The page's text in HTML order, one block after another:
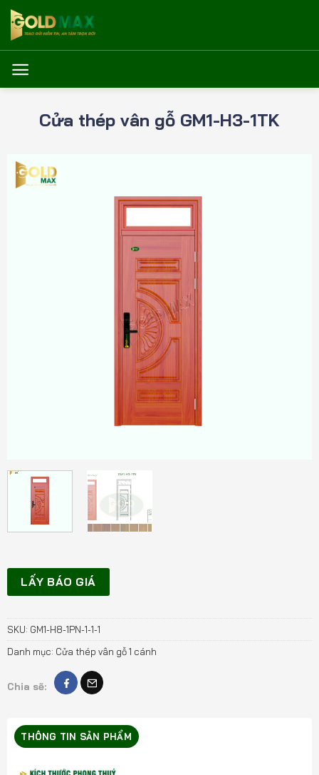
Bỏ
qua
nội
dung
Cửa thép vân gỗ GM1-H3-1TK
LẤY BÁO GIÁ
SKU: GM1-H8-1PN-1-1-1
Danh mục: Cửa thép vân gỗ 1 cánh
Chia sẽ:
THÔNG TIN SẢN PHẨM